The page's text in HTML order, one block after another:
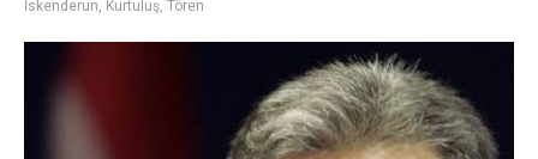
İskenderun, Kurtuluş, Tören